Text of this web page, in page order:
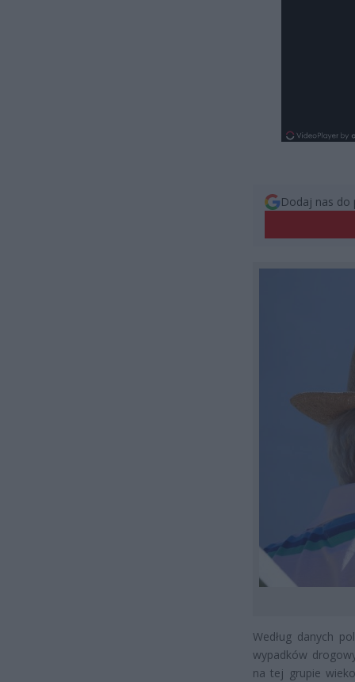
Dodaj nas do
Według danych
wypadków
na tej grupie